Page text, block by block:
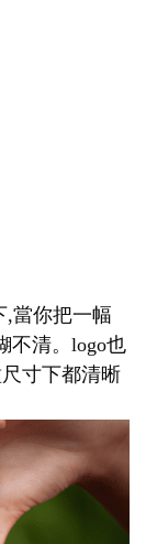
,當你把一幅
不清。logo也
寸下都清晰